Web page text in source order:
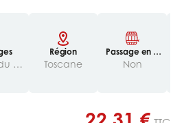
Raisins du Chianti
Région
Toscane
Passage en b
arriques/tonn
Non